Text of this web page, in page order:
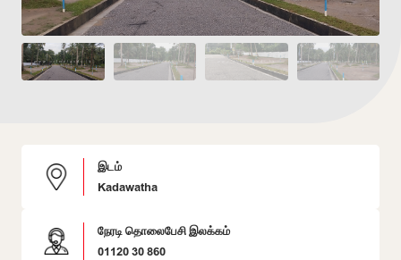
இடம்
Kadawatha
நேரடி தொலைபேசி இலக்கம்
01120 30 860